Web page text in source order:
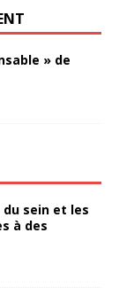
» de
sein et les
à des